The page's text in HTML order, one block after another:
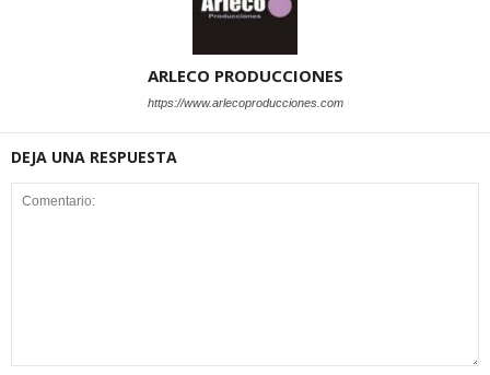
ARLECO PRODUCCIONES
https://www.arlecoproducciones.com
DEJA UNA RESPUESTA